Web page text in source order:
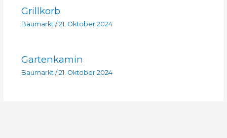
Grillkorb
Baumarkt /21. Oktober 2024
Gartenkamin
Baumarkt /21. Oktober 2024